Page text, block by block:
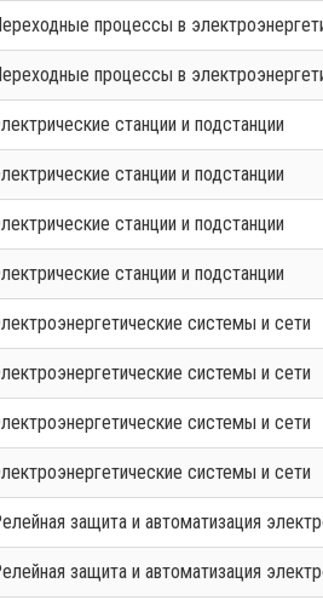
Переходные процессы в
Переходные процессы в
Электрические станции и подстанции
Электрические станции и подстанции
Электрические станции и подстанции
Электрические станции и подстанции
Электроэнергетические системы и сети
Электроэнергетические системы и сети
Электроэнергетические системы и сети
Электроэнергетические системы и сети
Релейная защита и автоматизация
Релейная защита и автоматизация